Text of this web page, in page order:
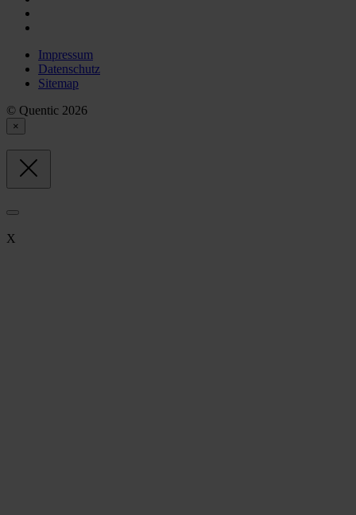
Impressum
Datenschutz
Sitemap
© Quentic 2026
×
X